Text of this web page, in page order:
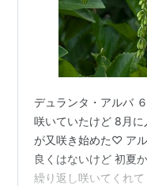
デュランタ・アルバ
咲いていたけど 8月
が又咲き始めた♡ ア
良くはないけど 初夏
繰り返し咲いてくれ